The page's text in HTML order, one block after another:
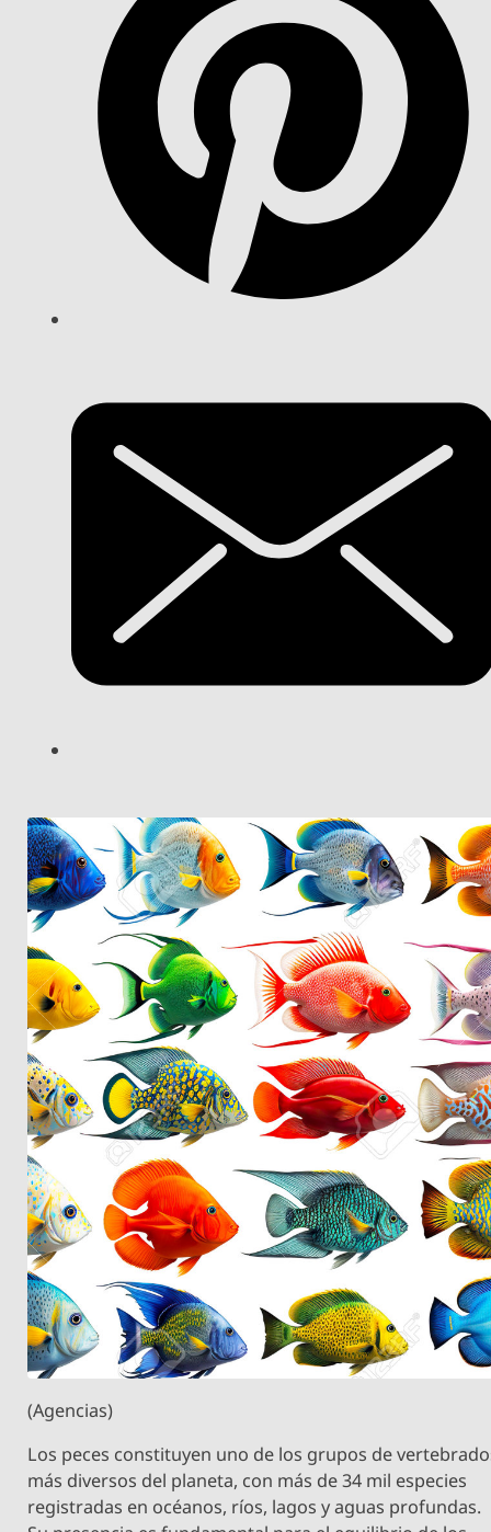
(Agencias)
Los peces constituyen uno de los grupos de
más diversos del planeta, con más de 34 mil especies
registradas en océanos, ríos, lagos y aguas profundas.